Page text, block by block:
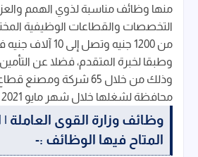
منها وظائف مناسبة لذوي الهمم
التخصصات والقطاعات الوظيفية
من 1200 جنيه وتصل
وطبقا لخبرة المتقدم، فضلا عن
محافظة لشغلها خلال شهر مايو 2021 .
وظائف وزارة القوى العاملة
المتاح فيها الوظائف :-